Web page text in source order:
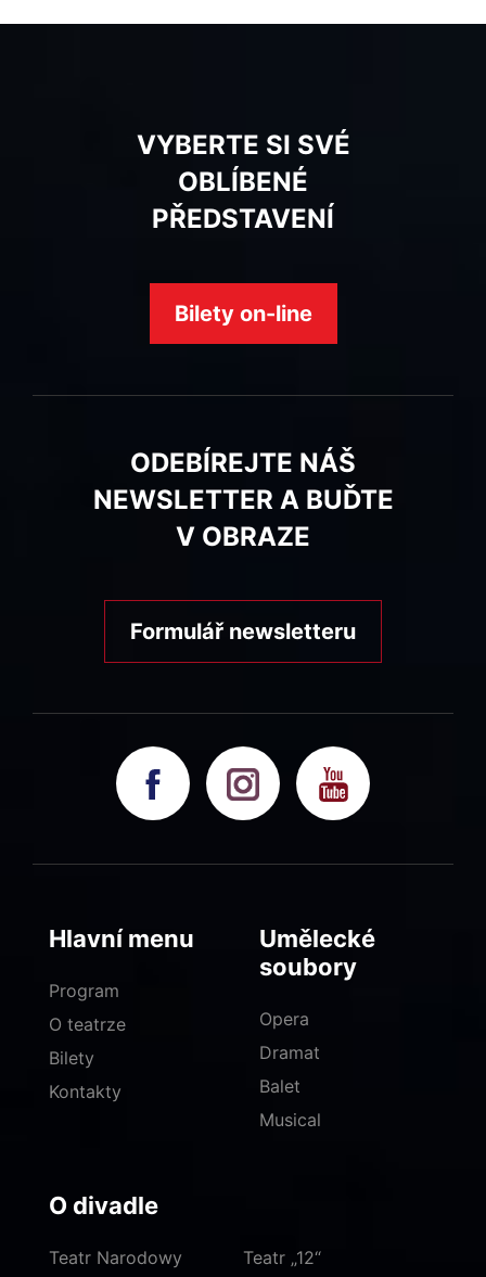
VYBERTE SI SVÉ
OBLÍBENÉ
PŘEDSTAVENÍ
Bilety on-line
ODEBÍREJTE NÁŠ
NEWSLETTER A BUĎTE
V OBRAZE
Formulář newsletteru
Hlavní menu
Program
O teatrze
Bilety
Kontakty
Umělecké
soubory
Opera
Dramat
Balet
Musical
O divadle
Teatr Narodowy Teatr „12“